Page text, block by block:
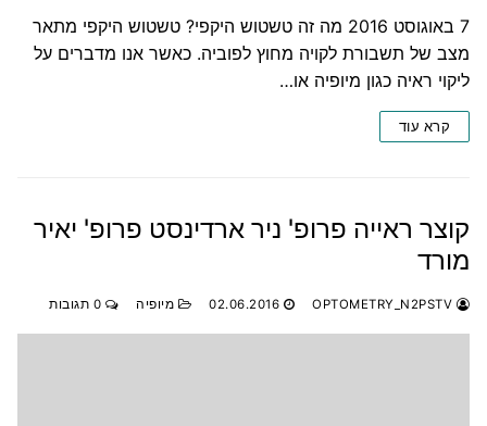
7 באוגוסט 2016 מה זה טשטוש היקפי? טשטוש היקפי מתאר
מצב של תשבורת לקויה מחוץ לפוביה. כאשר אנו מדברים על
ליקוי ראיה כגון מיופיה או…
קרא עוד
קוצר ראייה פרופ' ניר ארדינסט פרופ' יאיר
מורד
02.06.2016 מיופיה